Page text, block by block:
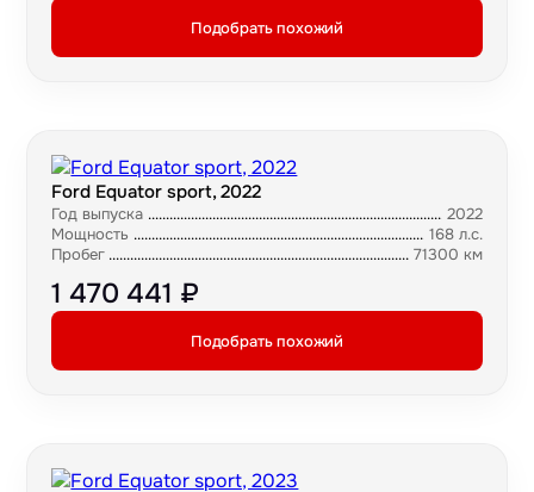
Подобрать похожий
Ford Equator sport, 2022
Год выпуска
2022
Мощность
168 л.с.
Пробег
71300 км
1 470 441 ₽
Подобрать похожий